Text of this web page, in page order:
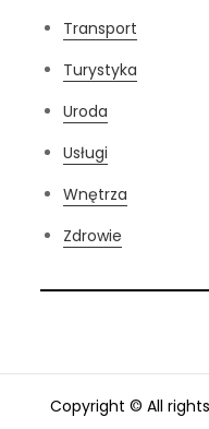
Transport
Turystyka
Uroda
Usługi
Wnętrza
Zdrowie
Copyright © All